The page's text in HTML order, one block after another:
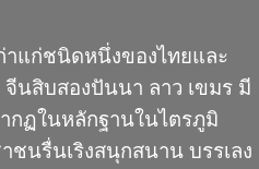
าแก่ชนิดหนึ่งของไทยและ
จีนสิบสองปันนา ลาว เขมร มี
กฏในหลักฐานในไตรภูมิ
ชนรื่นเริงสนุกสนาน บรรเลง